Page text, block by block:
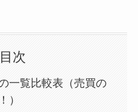
目次
一覧比較表（売買の
）